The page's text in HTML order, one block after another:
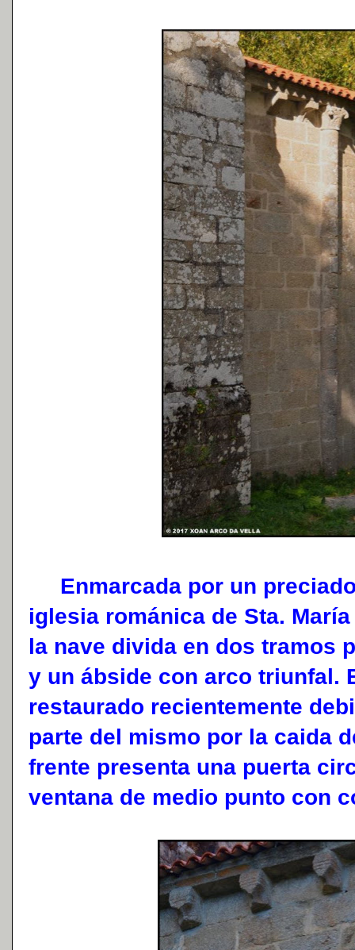
Enmarcada por un
iglesia románica de Sta.
la nave divida en dos tramos
y un ábside con arco triunfal.
restaurado recientemente
parte del mismo por la caida
frente presenta una puerta
ventana de medio punto con